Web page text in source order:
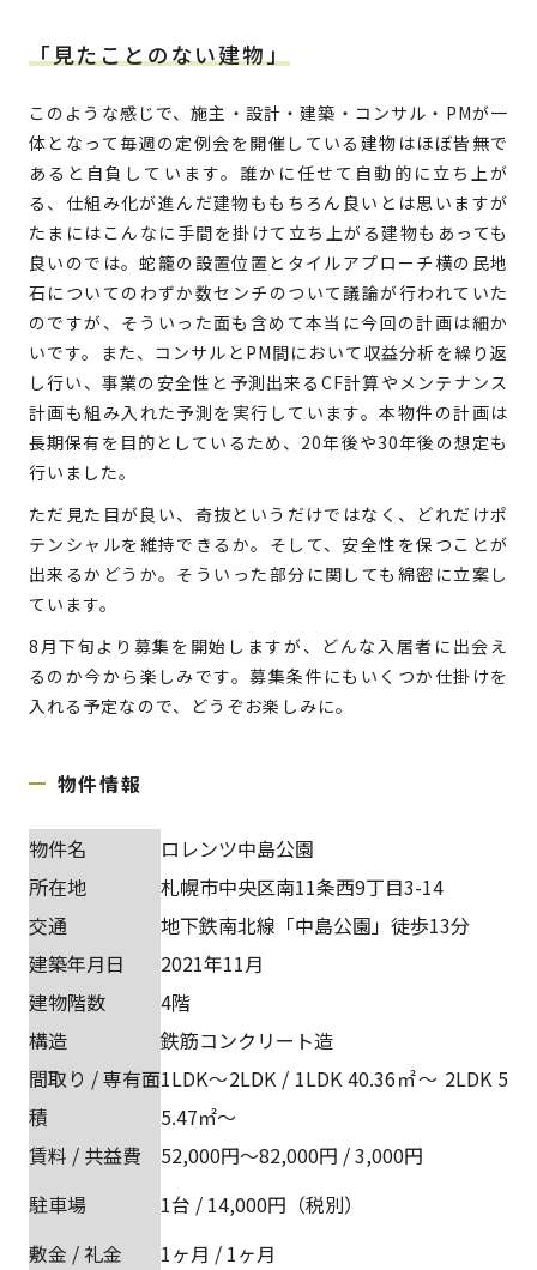
ブッケンログ
タフトラボ
トノジログ
COMPANY
「見たことのない建物」
このような感じで、施主・設計・建築・コンサル・PMが一
体となって毎週の定例会を開催している建物はほぼ皆無で
あると自負しています。誰かに任せて自動的に立ち上が
る、仕組み化が進んだ建物ももちろん良いとは思いますが
たまにはこんなに手間を掛けて立ち上がる建物もあっても
良いのでは。蛇籠の設置位置とタイルアプローチ横の民地
石についてのわずか数センチのついて議論が行われていた
のですが、そういった面も含めて本当に今回の計画は細か
いです。また、コンサルとPM間において収益分析を繰り返
し行い、事業の安全性と予測出来るCF計算やメンテナンス
計画も組み入れた予測を実行しています。本物件の計画は
長期保有を目的としているため、20年後や30年後の想定も
行いました。
ただ見た目が良い、奇抜というだけではなく、どれだけポ
テンシャルを維持できるか。そして、安全性を保つことが
出来るかどうか。そういった部分に関しても綿密に立案し
ています。
8月下旬より募集を開始しますが、どんな入居者に出会え
るのか今から楽しみです。募集条件にもいくつか仕掛けを
入れる予定なので、どうぞお楽しみに。
物件情報
物件名
ロレンツ中島公園
所在地
札幌市中央区南11条西9丁目3-14
交通
地下鉄南北線「中島公園」徒歩13分
建築年月日
2021年11月
建物階数
4階
構造
鉄筋コンクリート造
間取り / 専有面
積
1LDK～2LDK / 1LDK 40.36㎡～ 2LDK 5
5.47㎡～
賃料 / 共益費
52,000円～82,000円 / 3,000円
駐車場
1台 / 14,000円（税別）
敷金 / 礼金
1ヶ月 / 1ヶ月